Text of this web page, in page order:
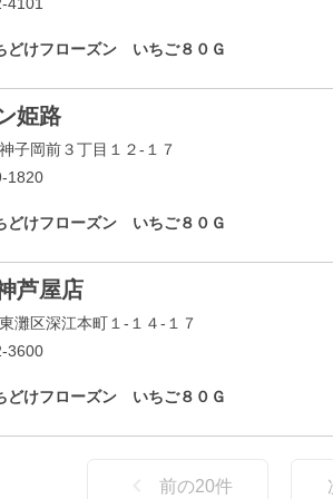
どけフローズン いちご８０Ｇ
姫路
子岡前３丁目１２-１７
1820
どけフローズン いちご８０Ｇ
芦屋店
灘区深江本町１-１４-１７
3600
どけフローズン いちご８０Ｇ
前の20件